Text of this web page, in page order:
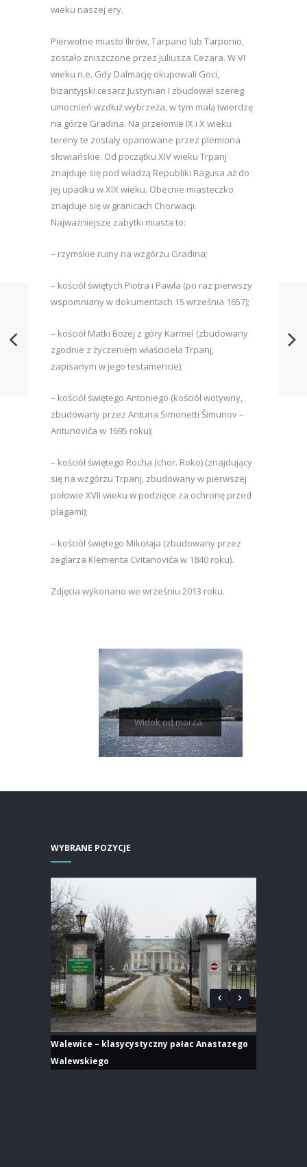
wieku naszej ery.
Pierwotne miasto Ilirów, Tarpano lub Tarponio,
zostało zniszczone przez Juliusza Cezara. W VI
wieku n.e. Gdy Dalmację okupowali Goci,
bizantyjski cesarz Justynian I zbudował szereg
umocnień wzdłuż wybrzeża, w tym małą twierdzę
na górze Gradina. Na przełomie IX i X wieku
tereny te zostały opanowane przez plemiona
słowiańskie. Od początku XIV wieku Trpanj
znajduje się pod władzą Republiki Ragusa aż do
jej upadku w XIX wieku. Obecnie miasteczko
znajduje się w granicach Chorwacji.
Najważniejsze zabytki miasta to:
– rzymskie ruiny na wzgórzu Gradina;
– kościół świętych Piotra i Pawła (po raz pierwszy
wspomniany w dokumentach 15 września 1657);
– kościół Matki Bożej z góry Karmel (zbudowany
zgodnie z życzeniem właściciela Trpanj,
zapisanym w jego testamencie);
– kościół świętego Antoniego (kościół wotywny,
zbudowany przez Antuna Simonetti Šimunov –
Antunovića w 1695 roku);
– kościół świętego Rocha (chor. Roko) (znajdujący
się na wzgórzu Trpanj, zbudowany w pierwszej
połowie XVII wieku w podzięce za ochronę przed
plagami);
– kościół świętego Mikołaja (zbudowany przez
żeglarza Klementa Cvitanovića w 1840 roku).
Zdjęcia wykonano we wrześniu 2013 roku.
Widok od morza
WYBRANE POZYCJE
Walewice – klasycystyczny pałac Anastazego
Walewskiego